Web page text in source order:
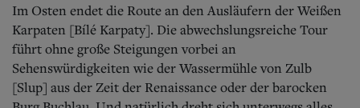
Im Osten endet die Route an den Ausläufern der Weißen
Karpaten [Bílé Karpaty]. Die abwechslungsreiche Tour
führt ohne große Steigungen vorbei an
Sehenswürdigkeiten wie der Wassermühle von Zulb
[Slup] aus der Zeit der Renaissance oder der barocken